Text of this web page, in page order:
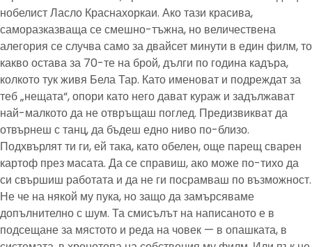
нобелист Ласло Краснахоркаи. Ако тази красива,
саморазказваща се смешно-тъжна, но величествена
алегория се случва само за двайсет минути в един филм, то
какво остава за 70-те на брой, дълги по година кадъра,
колкото тук живя Бела Тар. Като именоват и подреждат за
теб „нещата“, опори като него дават кураж и задължават
най-малкото да не отвръщаш поглед. Предизвикват да
отвърнеш с танц, да бъдеш едно ниво по-близо.
Подхвърлят ти ги, ей така, като обелен, още парещ сварен
картоф през масата. Да се справиш, ако може по-тихо да
си свършиш работата и да не ги посрамваш по възможност.
Не че на някой му пука, но защо да замърсяваме
допълнително с шум. Та смисълът на написаното е в
подсещане за мястото и реда на човек — в опашката, в